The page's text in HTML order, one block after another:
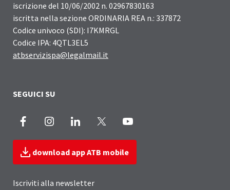
iscrizione del 10/06/2002 n. 02967830163
iscritta nella sezione ORDINARIA REA n.: 337872
Codice univoco (SDI): I7KMRGL
Codice IPA: 4QTL3EL5
atbservizispa@legalmail.it
SEGUICI SU
Facebook InstagramLinkedIn
download app ATB mobile
Iscriviti alla newsletter